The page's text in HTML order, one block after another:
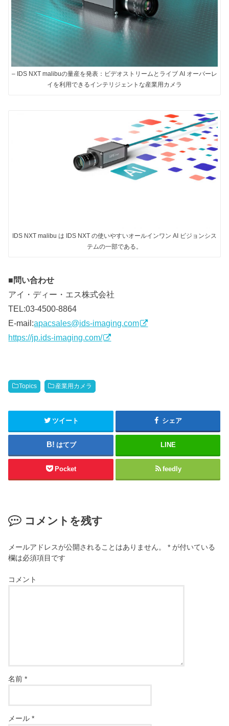
– IDS NXT malibuの量産を発表：ビデオストリームとライブ AI オーバーレ
イを利用できるインテリジェントな産業用カメラ
IDS NXT malibu は IDS NXT の使いやすいオールインワン AI ビジョンシス
テムの一部である。
■問い合わせ
アイ・ディー・エス株式会社
TEL:03-4500-8864
E-mail:apacsales@ids-imaging.com
https://jp.ids-imaging.com/
Topics 産業用カメラ
ツイート シェア
はてブ LINE
Pocket feedly
コメントを残す
メールアドレスが公開されることはありません。 * が付いている
欄は必須項目です
コメント
名前*
メール*